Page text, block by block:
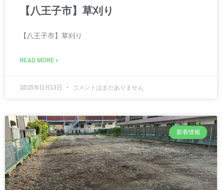
【八王子市】草刈り
【八王子市】草刈り
READ MORE »
2025年11月13日 コメントはまだありません
新着情報